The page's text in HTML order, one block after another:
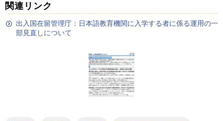
関連リンク
出入国在留管理庁：日本語教育機関に入学する者に係る運用の一
部見直しについて